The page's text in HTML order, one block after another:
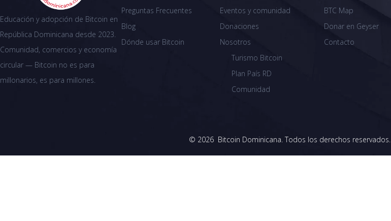
Educación y adopción de Bitcoin en
República Dominicana desde 2023.
Comunidad, comercios y economía
circular — Bitcoin no es para
millonarios, es para millones.
Preguntas Frecuentes
Blog
Dónde usar Bitcoin
Eventos y comunidad
Donaciones
Nosotros
Turismo Bitcoin
Plan País RD
Comunidad
BTC Map
Donar en Geyser
Contacto
© 2026 Bitcoin Dominicana. Todos los derechos reservados.